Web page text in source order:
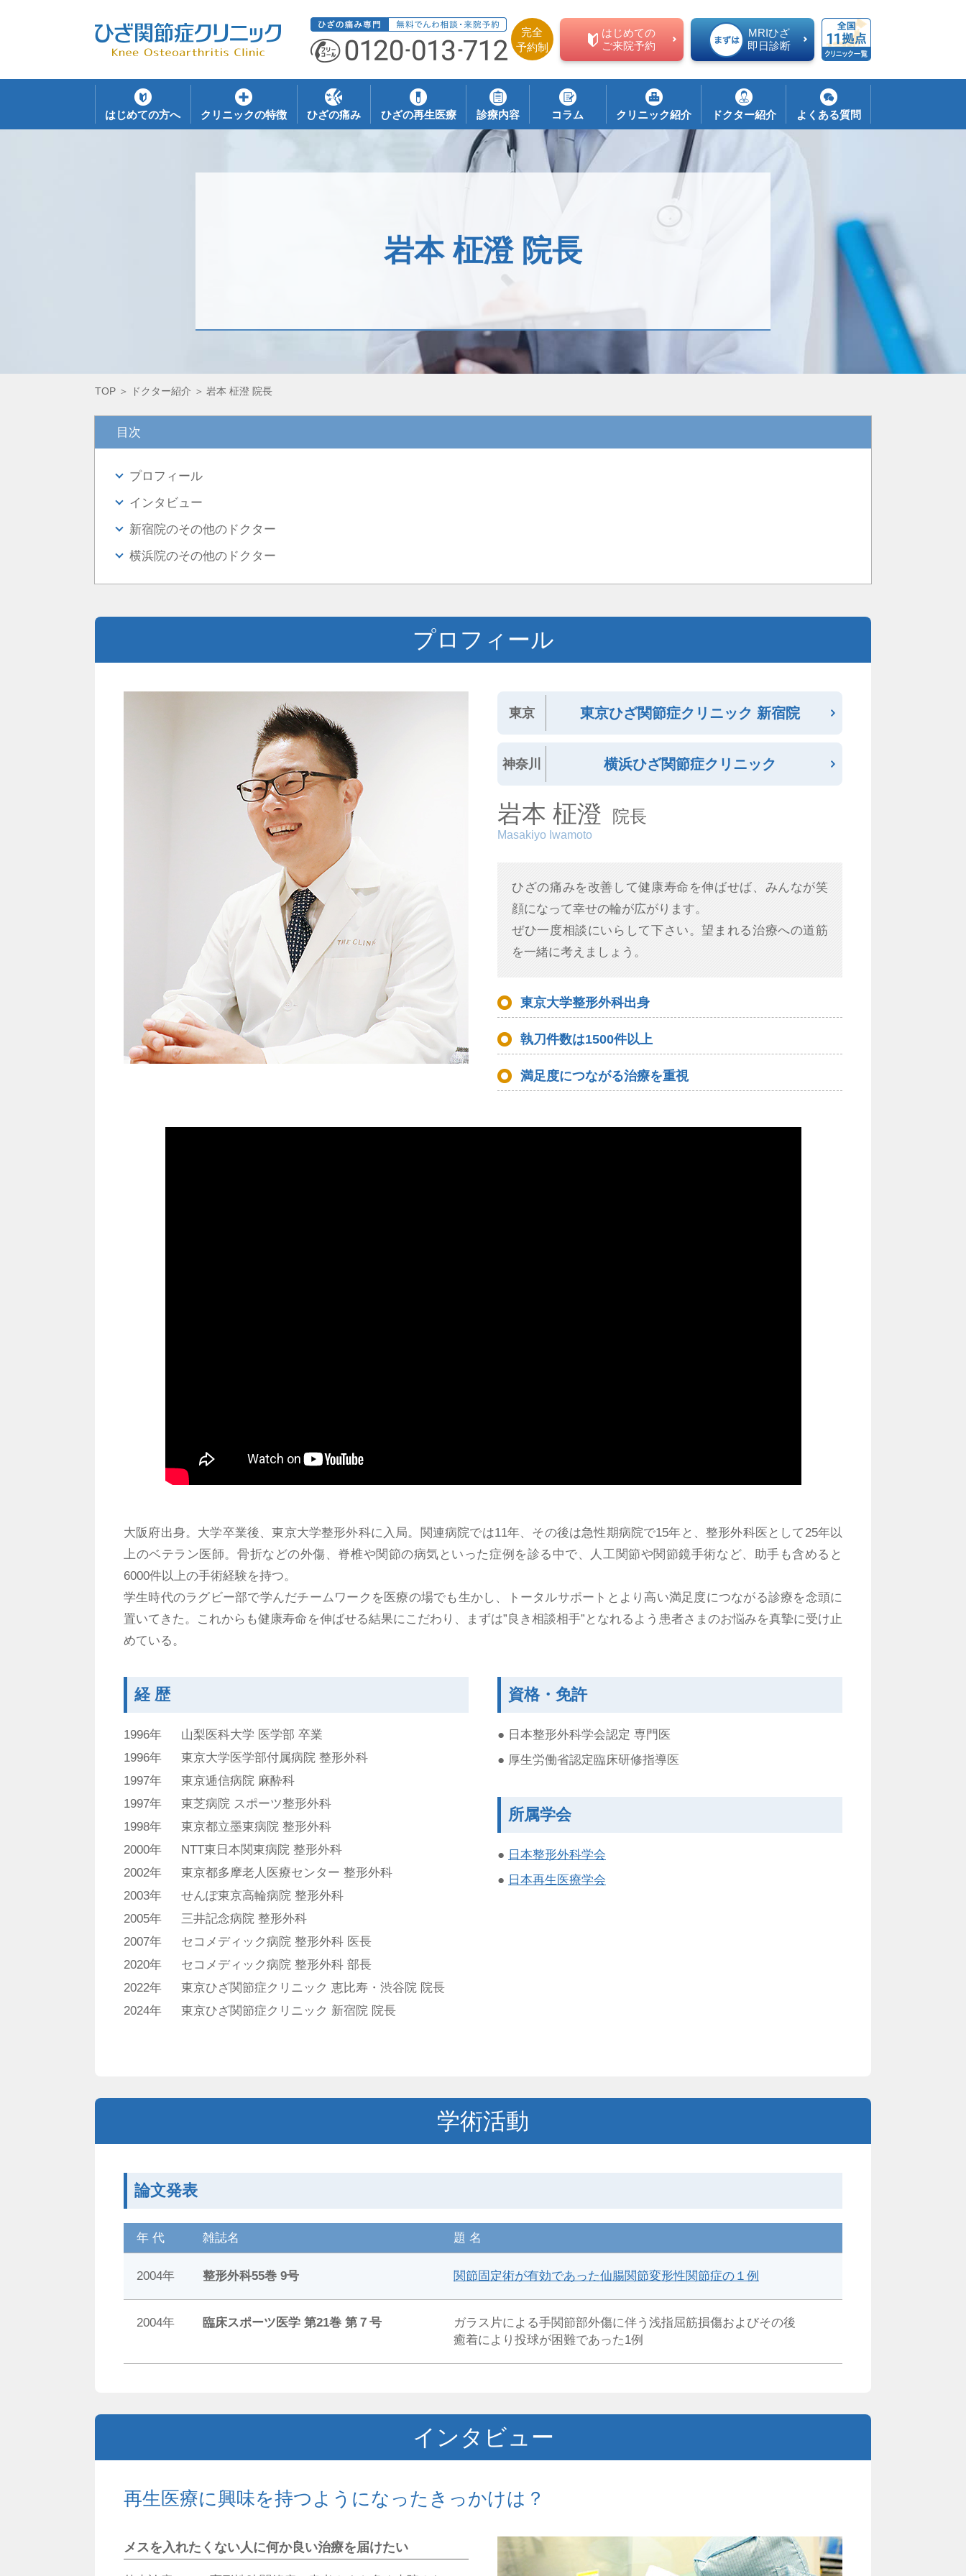
完全
予約制
はじめての
ご来院予約
MRIひざ
即日診断
はじめての方へ クリニックの特徴 ひざの痛み ひざの再生医療 診療内容 コラム クリニック紹介 ドクター紹介 よくある質問
岩本 柾澄 院長
TOP ドクター紹介 岩本 柾澄 院長
目次
プロフィール
インタビュー
新宿院のその他のドクター
横浜院のその他のドクター
プロフィール
東京 東京ひざ関節症クリニック 新宿院
神奈川 横浜ひざ関節症クリニック
岩本 柾澄 院長
Masakiyo Iwamoto
ひざの痛みを改善して健康寿命を伸ばせば、みんなが笑
顔になって幸せの輪が広がります。
ぜひ一度相談にいらして下さい。望まれる治療への道筋
を一緒に考えましょう。
東京大学整形外科出身
執刀件数は1500件以上
満足度につながる治療を重視
大阪府出身。大学卒業後、東京大学整形外科に入局。関連病院では11年、その後は急性期病院で15年と、整形外科医として25年以
上のベテラン医師。骨折などの外傷、脊椎や関節の病気といった症例を診る中で、人工関節や関節鏡手術など、助手も含めると
6000件以上の手術経験を持つ。
学生時代のラグビー部で学んだチームワークを医療の場でも生かし、トータルサポートとより高い満足度につながる診療を念頭に
置いてきた。これからも健康寿命を伸ばせる結果にこだわり、まずは”良き相談相手”となれるよう患者さまのお悩みを真摯に受け止
めている。
経 歴
1996年
山梨医科大学 医学部 卒業
1996年
東京大学医学部付属病院 整形外科
1997年
東京逓信病院 麻酔科
1997年
東芝病院 スポーツ整形外科
1998年
東京都立墨東病院 整形外科
2000年
NTT東日本関東病院 整形外科
2002年
東京都多摩老人医療センター 整形外科
2003年
せんぽ東京高輪病院 整形外科
2005年
三井記念病院 整形外科
2007年
セコメディック病院 整形外科 医長
2020年
セコメディック病院 整形外科 部長
2022年
東京ひざ関節症クリニック 恵比寿・渋谷院 院長
2024年
東京ひざ関節症クリニック 新宿院 院長
資格・免許
日本整形外科学会認定 専門医
厚生労働省認定臨床研修指導医
所属学会
日本整形外科学会
日本再生医療学会
学術活動
論文発表
年 代 雑誌名 題 名
2004年 整形外科55巻 9号 関節固定術が有効であった仙腸関節変形性関節症の１例
2004年 臨床スポーツ医学 第21巻 第７号
ガラス片による手関節部外傷に伴う浅指屈筋損傷およびその後
癒着により投球が困難であった1例
インタビュー
再生医療に興味を持つようになったきっかけは？
メスを入れたくない人に何か良い治療を届けたい